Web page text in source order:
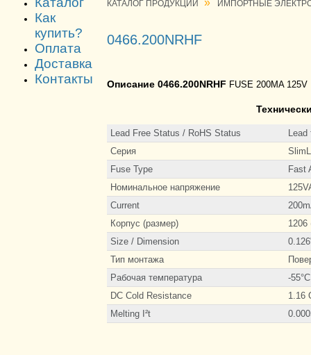
Как
купить?
Оплата
Доставка
Контакты
КАТАЛОГ ПРОДУКЦИИ » ИМПОРТНЫЕ
0466.200NRHF
Описание 0466.200NRHF FUSE 200MA
Lead Free Status / RoHS Status
Серия
Fuse Type
Fast
Номинальное напряжение
Current
Корпус (размер)
1206
Size / Dimension
Тип монтажа
Рабочая температура
-
DC Cold Resistance
1.16
Melting I²t